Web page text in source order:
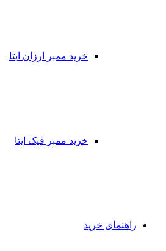
خرید ممبر ارزان ایتا
خرید ممبر فیک ایتا
راهنمای خرید